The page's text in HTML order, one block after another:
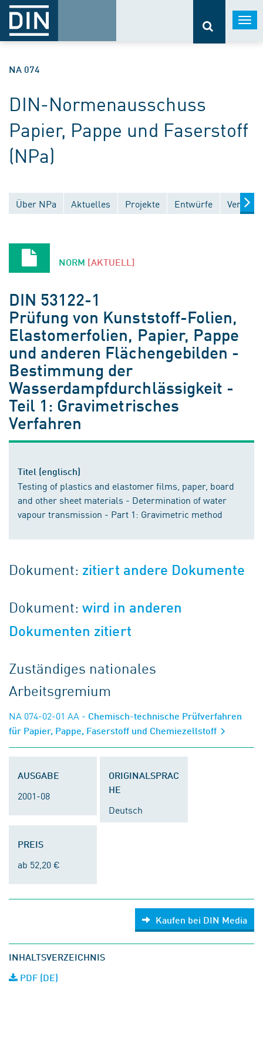
NA 074
DIN-Normenausschuss
Papier, Pappe und Faserstoff
(NPa)
Über NPa Aktuelles Projekte Entwürfe
NORM [AKTUELL]
DIN 53122-1
Prüfung von Kunststoff-Folien,
Elastomerfolien, Papier, Pappe
und anderen Flächengebilden -
Bestimmung der
Wasserdampfdurchlässigkeit -
Teil 1: Gravimetrisches
Verfahren
Titel (englisch)
Testing of plastics and elastomer films, paper, board
and other sheet materials - Determination of water
vapour transmission - Part 1: Gravimetric method
Dokument: zitiert andere Dokumente
Dokument:wird in anderen
Dokumenten zitiert
Zuständiges nationales
Arbeitsgremium
NA 074-02-01 AA - Chemisch-technische Prüfverfahren
für Papier, Pappe, Faserstoff und Chemiezellstoff
AUSGABE
2001-08
ORIGINALSPRAC
HE
Deutsch
PREIS
ab 52,20 €
Kaufen bei DIN Media
INHALTSVERZEICHNIS
PDF (DE)